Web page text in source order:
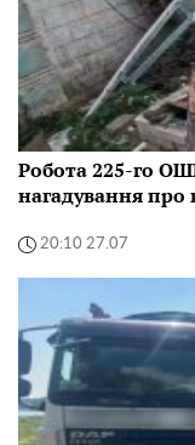
Робота 225-го
нагадування про
20:10 27.07